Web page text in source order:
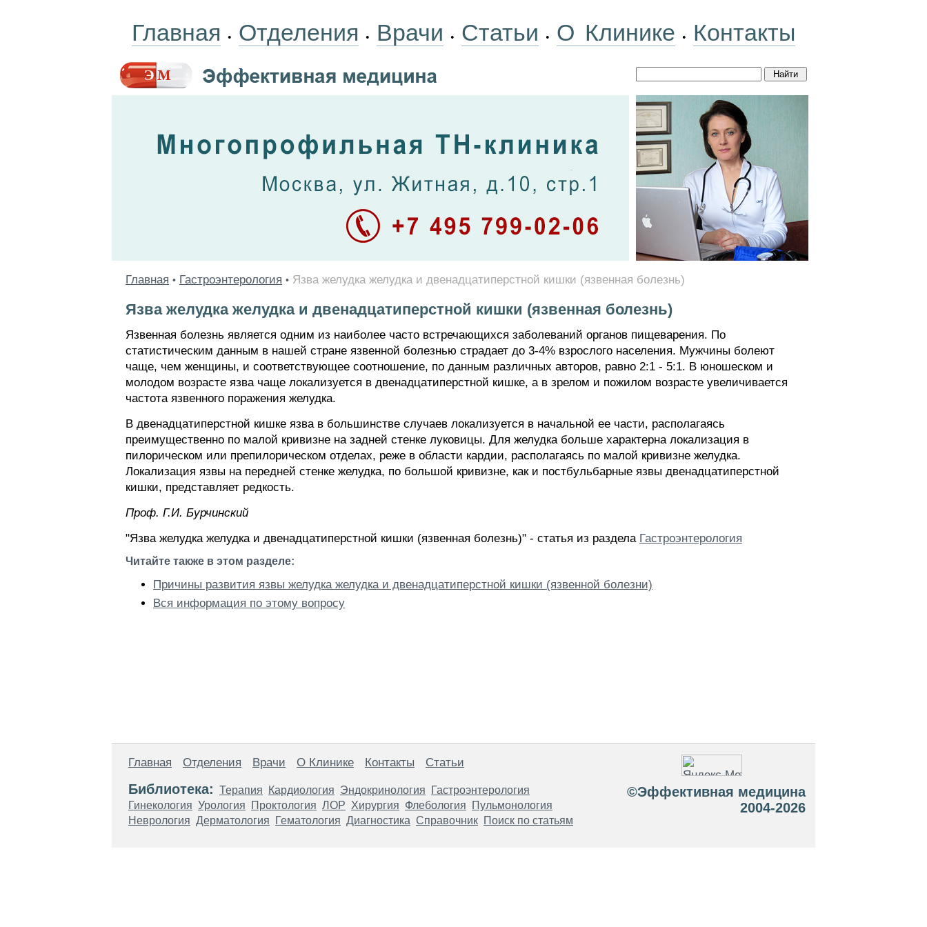
Главная • Отделения • Врачи • Статьи • О Клинике • Контакты
Главная • Гастроэнтерология • Язва желудка желудка и двенадцатиперстной кишки (язвенная болезнь)
Язва желудка желудка и двенадцатиперстной кишки (язвенная болезнь)
Язвенная болезнь является одним из наиболее часто встречающихся заболеваний органов пищеварения. По
статистическим данным в нашей стране язвенной болезнью страдает до 3-4% взрослого населения. Мужчины болеют
чаще, чем женщины, и соответствующее соотношение, по данным различных авторов, равно 2:1 - 5:1. В юношеском и
молодом возрасте язва чаще локализуется в двенадцатиперстной кишке, а в зрелом и пожилом возрасте увеличивается
частота язвенного поражения желудка.
В двенадцатиперстной кишке язва в большинстве случаев локализуется в начальной ее части, располагаясь
преимущественно по малой кривизне на задней стенке луковицы. Для желудка больше характерна локализация в
пилорическом или препилорическом отделах, реже в области кардии, располагаясь по малой кривизне желудка.
Локализация язвы на передней стенке желудка, по большой кривизне, как и постбульбарные язвы двенадцатиперстной
кишки, представляет редкость.
Проф. Г.И. Бурчинский
"Язва желудка желудка и двенадцатиперстной кишки (язвенная болезнь)" - статья из раздела Гастроэнтерология
Читайте также в этом разделе:
Причины развития язвы желудка желудка и двенадцатиперстной кишки (язвенной болезни)
Вся информация по этому вопросу
Главная Отделения Врачи О Клинике Контакты Статьи
Библиотека: Терапия Кардиология Эндокринология
Гастроэнтерология
Гинекология Урология Проктология ЛОР Хирургия Флебология
Пульмонология
Неврология Дерматология Гематология Диагностика Справочник Поиск по статьям
©Эффективная медицина
2004-2026